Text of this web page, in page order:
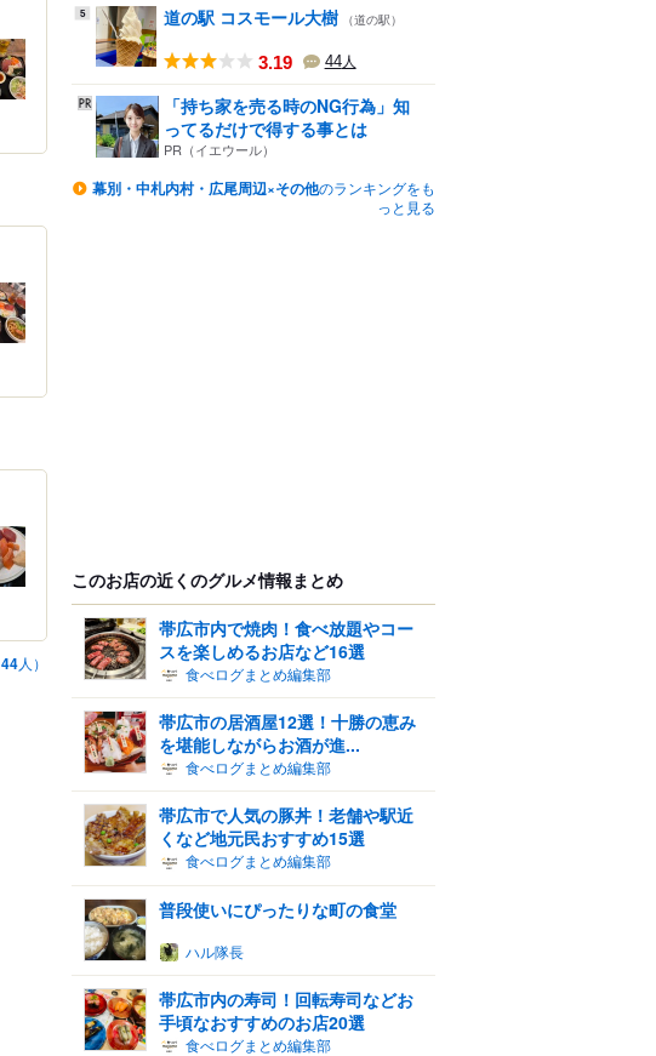
44人）
5 道の駅 コスモール大樹 （道の駅）
3.19 44人
「持ち家を売る時のNG行為」知
ってるだけで得する事とは
PR（イエウール）
幕別・中札内村・広尾周辺×その他のランキングをも
っと見る
このお店の近くのグルメ情報まとめ
帯広市内で焼肉！食べ放題やコー
スを楽しめるお店など16選
食べログまとめ編集部
帯広市の居酒屋12選！十勝の恵み
を堪能しながらお酒が進...
食べログまとめ編集部
帯広市で人気の豚丼！老舗や駅近
くなど地元民おすすめ15選
食べログまとめ編集部
普段使いにぴったりな町の食堂
ハル隊長
帯広市内の寿司！回転寿司などお
手頃なおすすめのお店20選
食べログまとめ編集部